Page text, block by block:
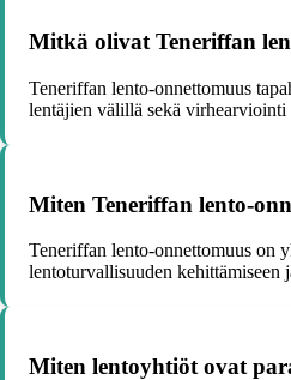
Mitkä olivat Teneriffan
Teneriffan lento-onnettomuus
lentäjien välillä sekä virhearviointi
Miten Teneriffan lento-
Teneriffan lento-onnettomuus on
lentoturvallisuuden
Miten lentoyhtiöt ovat